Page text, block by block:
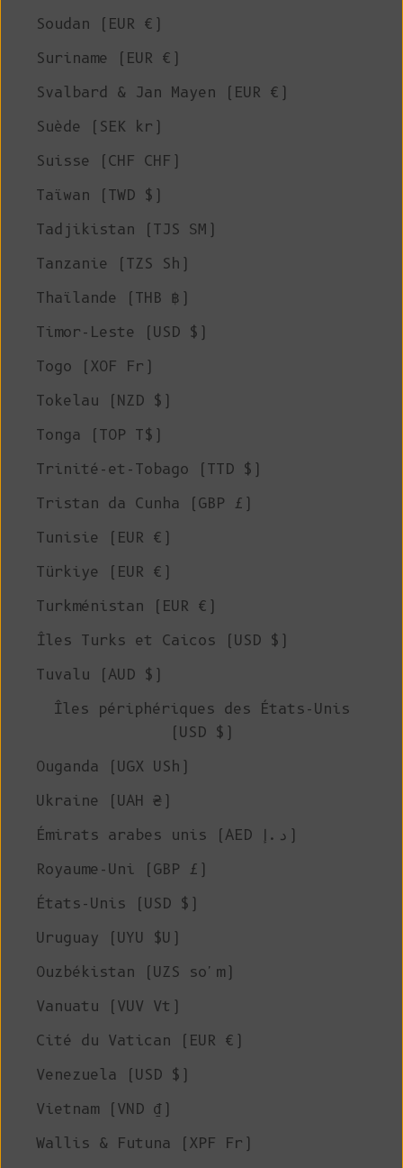
Soudan (EUR €)
Suriname (EUR €)
Svalbard & Jan Mayen (EUR €)
Suède (SEK kr)
Suisse (CHF CHF)
Taïwan (TWD $)
Tadjikistan (TJS ЅМ)
Tanzanie (TZS Sh)
Thaïlande (THB ฿)
Timor-Leste (USD $)
Togo (XOF Fr)
Tokelau (NZD $)
Tonga (TOP T$)
Trinité-et-Tobago (TTD $)
Tristan da Cunha (GBP £)
Tunisie (EUR €)
Türkiye (EUR €)
Turkménistan (EUR €)
Îles Turks et Caicos (USD $)
Tuvalu (AUD $)
Îles périphériques des États-Unis
(USD $)
Ouganda (UGX USh)
Ukraine (UAH ₴)
Émirats arabes unis (AED د.إ)
Royaume-Uni (GBP £)
États-Unis (USD $)
Uruguay (UYU $U)
Ouzbékistan (UZS so'm)
Vanuatu (VUV Vt)
Cité du Vatican (EUR €)
Venezuela (USD $)
Vietnam (VND ₫)
Wallis & Futuna (XPF Fr)